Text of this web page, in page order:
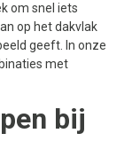
om snel iets
op het dakvlak
geeft. In onze
met
bij